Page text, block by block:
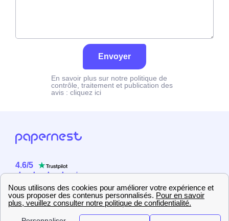
Envoyer
En savoir plus sur notre politique de
contrôle, traitement et publication des
avis : cliquez ici
4.6/5
2358 utilisateurs